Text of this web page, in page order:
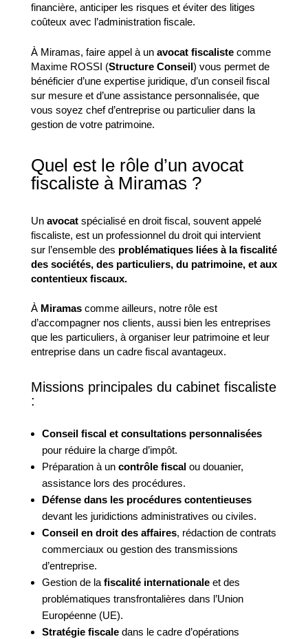
financière, anticiper les risques et éviter des litiges
coûteux avec l’administration fiscale.
À Miramas, faire appel à un avocat fiscalistecomme
Maxime ROSSI (Structure Conseil) vous permet de
bénéficier d’une expertise juridique, d’un conseil fiscal
sur mesure et d’une assistance personnalisée, que
vous soyez chef d’entreprise ou particulier dans la
gestion de votre patrimoine.
Quel est le rôle d’un avocat
fiscaliste à Miramas ?
Un avocatspécialisé en droit fiscal, souvent appelé
fiscaliste, est un professionnel du droit qui intervient
sur l’ensemble des problématiques liées à la fiscalité
des sociétés, des particuliers, du patrimoine, et aux
contentieux fiscaux.
À Miramascomme ailleurs, notre rôle est
d’accompagner nos clients, aussi bien les entreprises
que les particuliers, à organiser leur patrimoine et leur
entreprise dans un cadre fiscal avantageux.
Missions principales du cabinet fiscaliste
:
Conseil fiscal et consultations personnalisées
pour réduire la charge d’impôt.
Préparation à un contrôle fiscalou douanier,
assistance lors des procédures.
Défense dans les procédures contentieuses
devant les juridictions administratives ou civiles.
Conseil en droit des affaires, rédaction de contrats
commerciaux ou gestion des transmissions
d’entreprise.
Gestion de la fiscalité internationaleet des
problématiques transfrontalières dans l’Union
Européenne (UE).
Stratégie fiscaledans le cadre d’opérations